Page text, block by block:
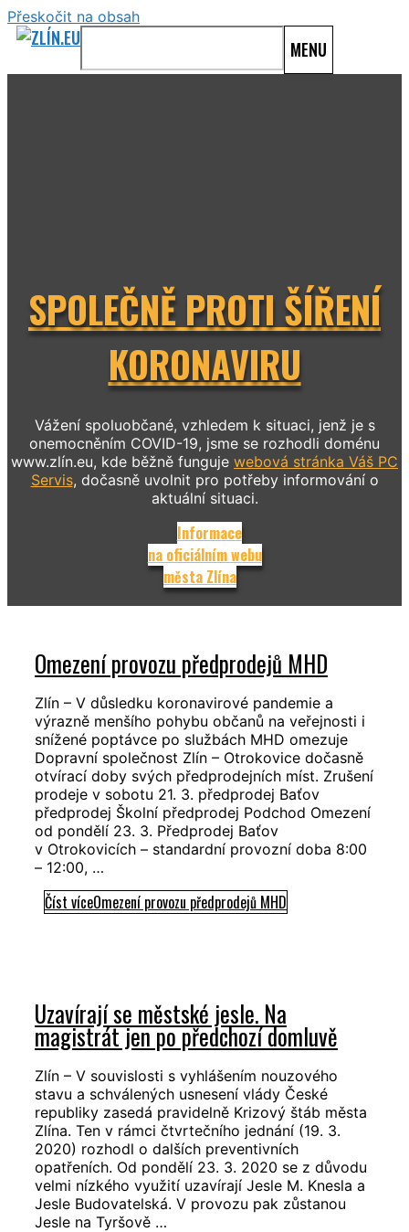
Přeskočit na obsah
MENU
SPOLEČNĚ PROTI ŠÍŘENÍ
KORONAVIRU
Vážení spoluobčané, vzhledem k situaci, jenž je s
onemocněním COVID-19, jsme se rozhodli doménu
www.zlín.eu, kde běžně funguje webová stránka Váš PC
Servis, dočasně uvolnit pro potřeby informování o
aktuální situaci.
Informace
na oficiálním webu
města Zlína
Omezení provozu předprodejů MHD
Zlín – V důsledku koronavirové pandemie a
výrazně menšího pohybu občanů na veřejnosti i
snížené poptávce po službách MHD omezuje
Dopravní společnost Zlín – Otrokovice dočasně
otvírací doby svých předprodejních míst. Zrušení
prodeje v sobotu 21. 3. předprodej Baťov
předprodej Školní předprodej Podchod Omezení
od pondělí 23. 3. Předprodej Baťov
v Otrokovicích – standardní provozní doba 8:00
– 12:00, …
Číst víceOmezení provozu předprodejů MHD
Uzavírají se městské jesle. Na
magistrát jen po předchozí domluvě
Zlín – V souvislosti s vyhlášením nouzového
stavu a schválených usnesení vlády České
republiky zasedá pravidelně Krizový štáb města
Zlína. Ten v rámci čtvrtečního jednání (19. 3.
2020) rozhodl o dalších preventivních
opatřeních. Od pondělí 23. 3. 2020 se z důvodu
velmi nízkého využití uzavírají Jesle M. Knesla a
Jesle Budovatelská. V provozu pak zůstanou
Jesle na Tyršově …